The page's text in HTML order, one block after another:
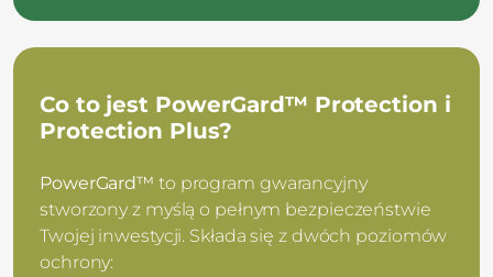
Co to jest PowerGard™ Protection i
Protection Plus?
PowerGard™ to program gwarancyjny
stworzony z myślą o pełnym bezpieczeństwie
Twojej inwestycji. Składa się z dwóch poziomów
ochrony: